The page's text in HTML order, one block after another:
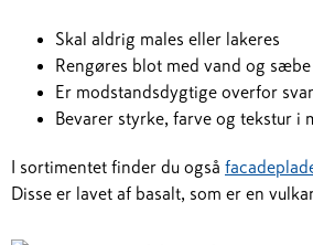
Skal aldrig males eller lakeres
Rengøres blot med vand og sæbe
Er modstandsdygtige overfor
Bevarer styrke, farve og tekstur i
I sortimentet finder du også
Disse er lavet af basalt, som er en